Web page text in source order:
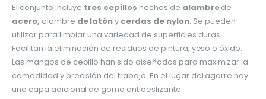
El conjunto incluye tres cepillos hechos de alambrede
acero, alambre de latóny cerdas de nylon. Se pueden
utilizar para limpiar una variedad de superficies duras.
Facilitan la eliminación de residuos de pintura, yeso o óxido.
Las mangos de cepillo han sido diseñadas para maximizar la
comodidad y precisión del trabajo. En el lugar del agarre hay
una capa adicional de goma antideslizante